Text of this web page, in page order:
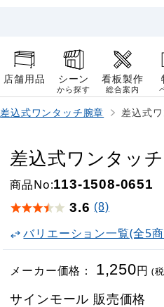
店舗用品 シーン
から探す
看板製作
総合案内
差込式ワンタッチ腕章 差込式
差込式ワンタッ
商品No:113-1508-0651
3.6 (8)
バリエーション一覧(全5
メーカー価格： 1,250円(
サインモール 販売価格